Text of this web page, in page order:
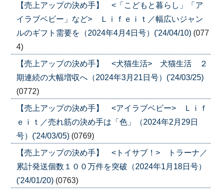
【売上アップの決め手】 <「こどもと暮らし」「ア
イラブベビー」など> Ｌｉｆｅｉｔ／幅広いジャン
ルのギフト需要を（2024年4月4日号）('24/04/10) (077
4)
【売上アップの決め手】 <犬猫生活> 犬猫生活 ２
期連続の大幅増収へ（2024年3月21日号）('24/03/25)
(0772)
【売上アップの決め手】 <アイラブベビー> Ｌｉｆ
ｅｉｔ／売れ筋の決め手は「色」（2024年2月29日
号）('24/03/05) (0769)
【売上アップの決め手】 <トイサブ！> トラーナ／
累計発送個数１００万件を突破（2024年1月18日号）
('24/01/20) (0763)